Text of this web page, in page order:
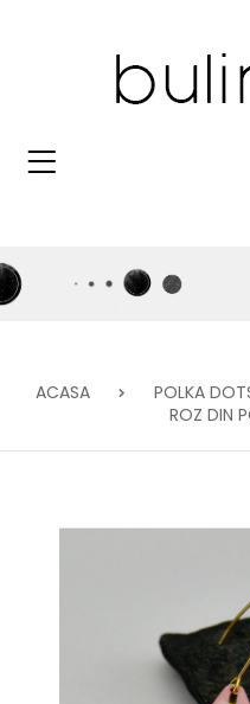
ACASA POLKA
ROZ DIN